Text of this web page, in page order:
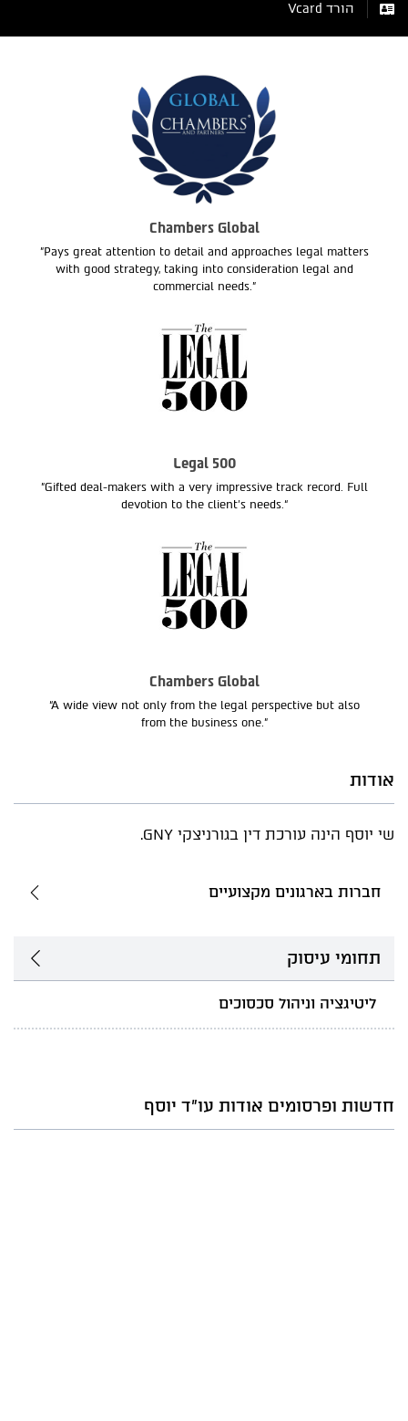
הורד Vcard
Chambers Global
"Pays great attention to detail and approaches legal matters
with good strategy, taking into consideration legal and
commercial needs."
Legal 500
"Gifted deal-makers with a very impressive track record. Full
devotion to the client’s needs.“
Chambers Global
“A wide view not only from the legal perspective but also
from the business one.”
אודות
שי יוסף הינה עורכת דין בגורניצקי GNY.
חברות בארגונים מקצועיים
תחומי עיסוק
ליטיגציה וניהול סכסוכים
חדשות ופרסומים אודות עו"ד יוסף